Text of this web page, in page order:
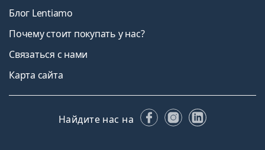
Блог Lentiamo
Почему стоит покупать у нас?
Связаться с нами
Карта сайта
Найдите нас на FacebookInstagram
LinkedIn